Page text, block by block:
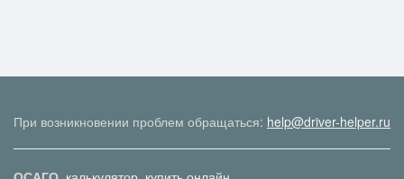
При возникновении проблем обращаться: help@driver-helper.ru